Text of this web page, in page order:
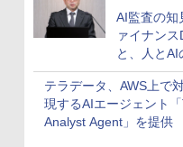
AI監査の知
ァイナン
と、人とAI
テラデータ、AWS上で
現するAIエージェント
Analyst Agent」を提供